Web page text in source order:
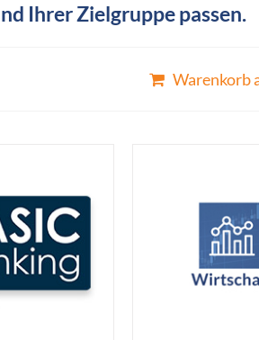
Ihrer Zielgruppe passen.
Warenkorb